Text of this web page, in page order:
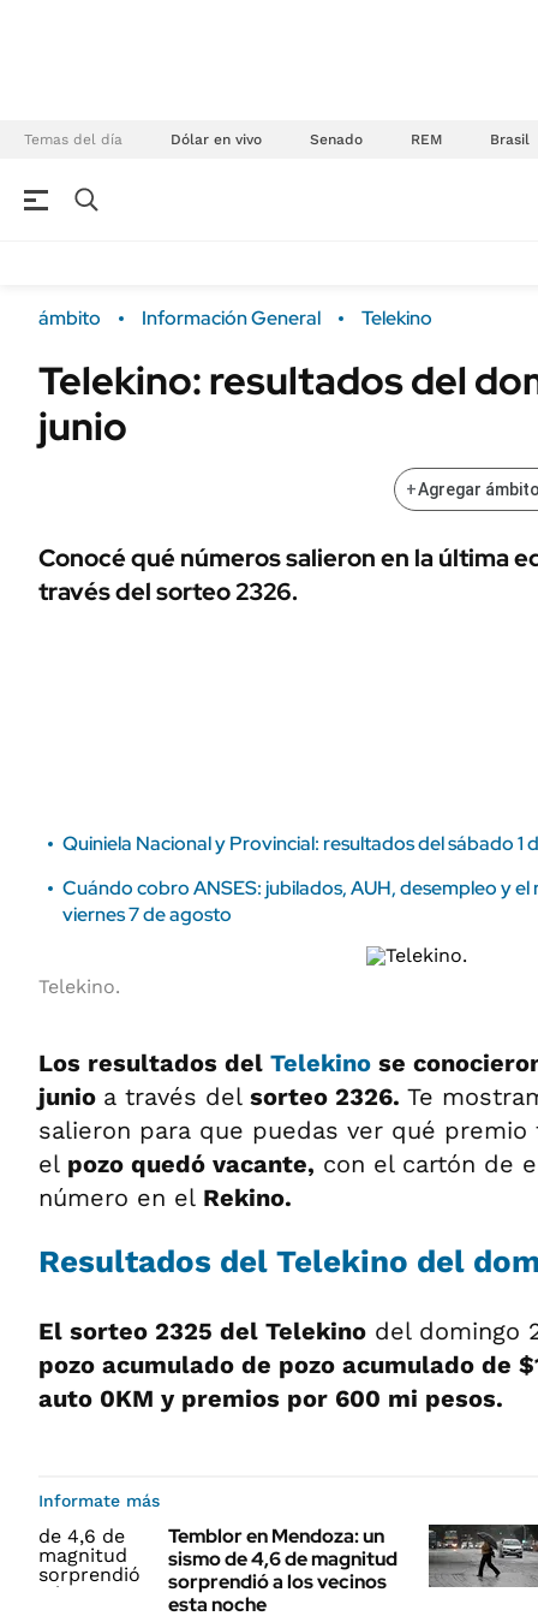
Temas del día Dólar en vivo Senado REM Brasil
Campo
FINANZAS
ÁMBITO DEBATE
MEDIAKIT AMBITO DEBATE
Sustentabilidad
POLÍTICA
ámbito Información General Telekino
Telekino: resultados del
junio
+Agregar
Conocé qué números salieron en la última
través del sorteo 2326.
Quiniela Nacional y Provincial: resultados del sábado 1
Cuándo cobro ANSES: jubilados, AUH, desempleo y
viernes 7 de agosto
Telekino.
Los resultados del Telekino se
junio a través del sorteo 2326. Te
salieron para que puedas ver qué
el pozo quedó vacante, con el cartón de
número en el Rekino.
Resultados del Telekino del
El sorteo 2325 del Telekino del domingo
pozo acumulado de pozo acumulado de
auto 0KM y premios por 600 mi pesos.
Informate más
Temblor en Mendoza: un
sismo de 4,6 de magnitud
sorprendió a los vecinos
esta noche